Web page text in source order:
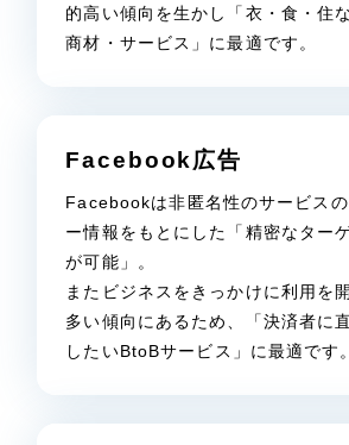
的高い傾向を生かし「衣・食・住
商材・サービス」に最適です。
Facebook広告
Facebookは非匿名性のサービス
ー情報をもとにした「精密なター
が可能」。
またビジネスをきっかけに利用を
多い傾向にあるため、「決済者に
したいBtoBサービス」に最適です。